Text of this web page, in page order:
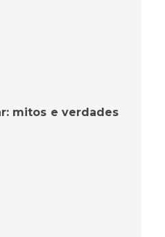
mitos e verdades